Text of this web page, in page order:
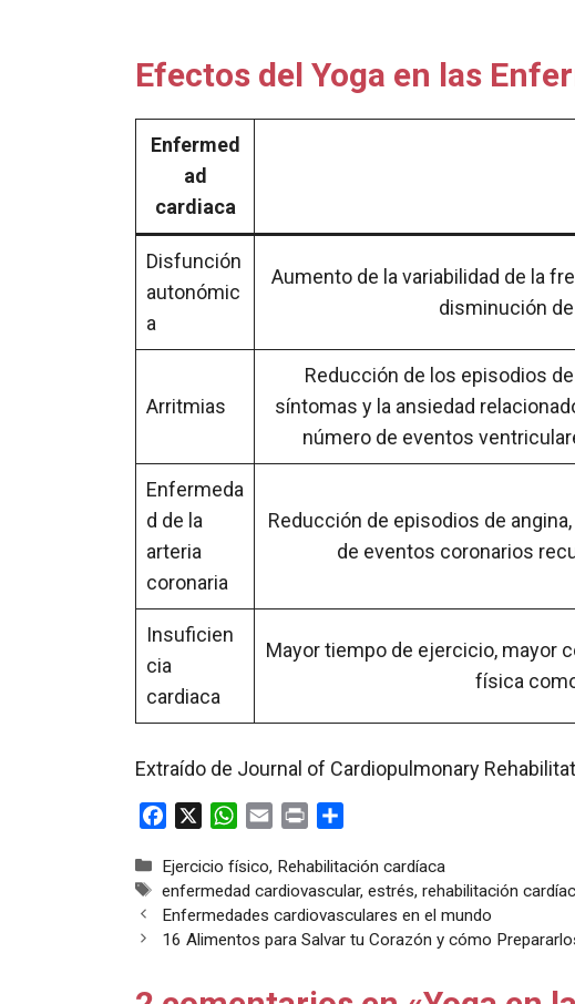
Efectos del Yoga en las
Enfermed
ad
cardiaca
Disfunción
autonómic
a
Aumento de la variabilidad de la
disminución
Arritmias
Reducción de los episodios
síntomas y la ansiedad
número de eventos
Enfermeda
d de la
arteria
coronaria
Reducción de episodios de
de eventos coronarios
Insuficien
cia
cardiaca
Mayor tiempo de ejercicio, mayor
física
Extraído de Journal of Cardiopulmonary
c
e
b
o
W
a
t
s
A
a
i
l
i
n
t
m
p
a
Categorías
Ejercicio físico, Rehabilitación cardíaca
Etiquetas
enfermedad cardiovascular,estrés,rehabilitación
Enfermedades cardiovasculares en el mundo
16 Alimentos para Salvar tu Corazón y cómo